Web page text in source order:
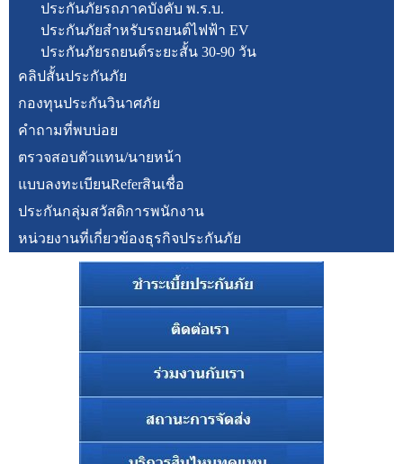
ประกันภัยรถภาคบังคับ พ.ร.บ.
ประกันภัยสำหรับรถยนต์ไฟฟ้า EV
ประกันภัยรถยนต์ระยะสั้น 30-90 วัน
คลิปสั้นประกันภัย
กองทุนประกันวินาศภัย
คำถามที่พบบ่อย
ตรวจสอบตัวแทน/นายหน้า
แบบลงทะเบียนReferสินเชื่อ
ประกันกลุ่มสวัสดิการพนักงาน
หน่วยงานที่เกี่ยวข้องธุรกิจประกันภัย